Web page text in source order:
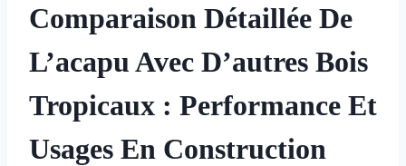
Comparaison Détaillée De
L’acapu Avec D’autres Bois
Tropicaux : Performance Et
Usages En Construction